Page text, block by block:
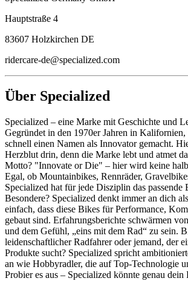
Hauptstraße 4
83607 Holzkirchen DE
ridercare-de@specialized.com
Über Specialized
Specialized – eine Marke mit Geschichte und
Gegründet in den 1970er Jahren in Kalifornien,
schnell einen Namen als Innovator gemacht.
Herzblut drin, denn die Marke lebt und atmet
Motto? "Innovate or Die" – hier wird keine
Egal, ob Mountainbikes, Rennräder,
Specialized hat für jede Disziplin das passende
Besondere? Specialized denkt immer an dich
einfach, dass diese Bikes für Performance,
gebaut sind. Erfahrungsberichte schwärmen
und dem Gefühl, „eins mit dem Rad“ zu sein.
leidenschaftlicher Radfahrer oder jemand, der
Produkte sucht? Specialized spricht
an wie Hobbyradler, die auf Top-Technologie
Probier es aus – Specialized könnte genau dein